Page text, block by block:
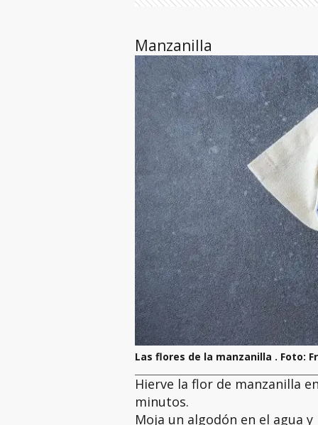
Manzanilla
Las flores de la manzanilla . Foto:
Hierve la flor de manzanilla
minutos.
Moja un algodón en el agua